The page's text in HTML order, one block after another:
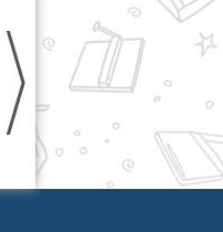
Магнит
белый, 20х10